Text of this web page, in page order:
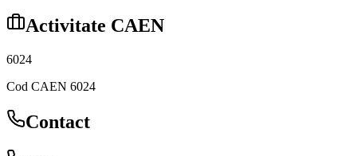
Activitate CAEN
6024
Cod CAEN 6024
Contact